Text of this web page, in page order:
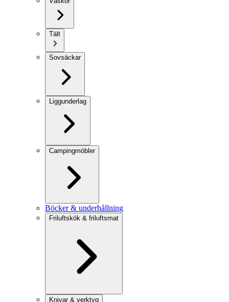
Tält
Sovsäckar
Liggunderlag
Campingmöbler
Böcker & underhållning
Friluftskök & friluftsmat
Knivar & verktyg